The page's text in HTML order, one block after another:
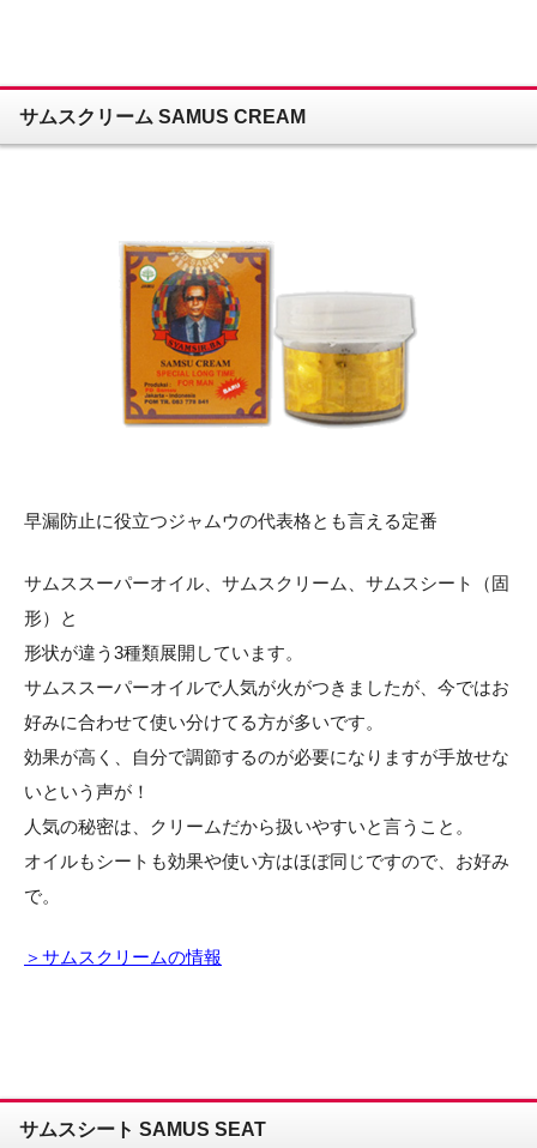
サムスクリーム SAMUS CREAM
早漏防止に役立つジャムウの代表格とも言える定番
サムススーパーオイル、サムスクリーム、サムスシート（固
形）と
形状が違う3種類展開しています。
サムススーパーオイルで人気が火がつきましたが、今ではお
好みに合わせて使い分けてる方が多いです。
効果が高く、自分で調節するのが必要になりますが手放せな
いという声が！
人気の秘密は、クリームだから扱いやすいと言うこと。
オイルもシートも効果や使い方はほぼ同じですので、お好み
で。
＞サムスクリームの情報
サムスシート SAMUS SEAT